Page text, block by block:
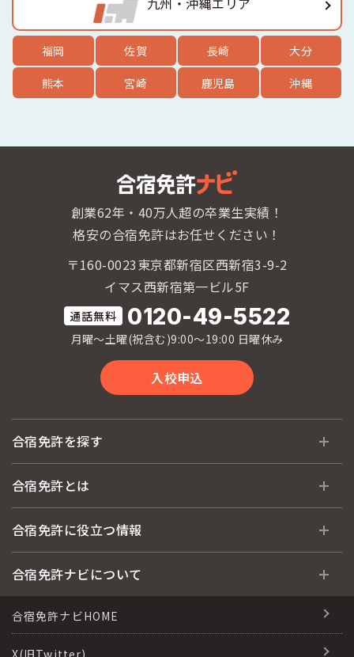
福岡 佐賀 長崎 大分
熊本 宮崎 鹿児島 沖縄
創業62年・40万人超の卒業生実績！
格安の合宿免許はお任せください！
〒160-0023東京都新宿区西新宿3-9-2
イマス西新宿第一ビル5F
0120-49-5522
月曜〜土曜(祝含む)9:00〜19:00 日曜休み
入校申込
合宿免許を探す
全国 教習所一覧
運転免許の種類(車種)
格安シーズン料金
合宿免許とは
合宿免許とは
合宿免許選びのアドバイス
合宿免許の入校までの流れ
合宿免許に役立つ情報
合宿免許に役立つ情報
合宿免許ナビについて
会社情報・代表メッセージ
会社概要
合宿免許ナビHOME